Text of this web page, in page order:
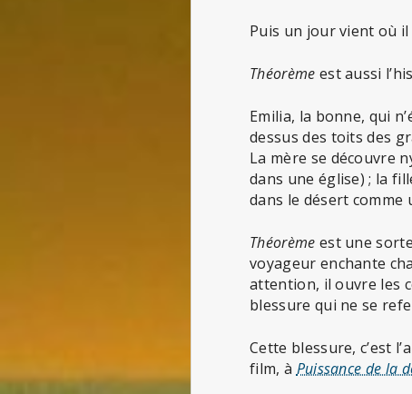
Puis un jour vient où
Théorème est aussi
Emilia, la bonne, qui
dessus des toits des
La mère se découvre
dans une église) ; la
dans le désert
Théorème est une
voyageur enchante
attention, il ouvre les
blessure qui ne se
Cette blessure, c’est
film, à Puissance de la